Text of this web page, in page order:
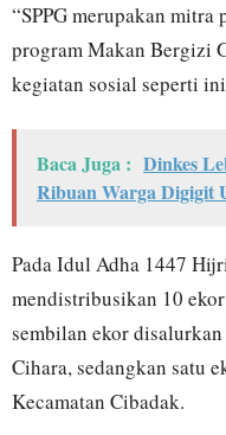
“SPPG merupakan
program Makan Bergizi
kegiatan sosial seperti
Baca Juga : Dinkes
Ribuan Warga Digigit
Pada Idul Adha 1447
mendistribusikan 10
sembilan ekor
Cihara, sedangkan satu
Kecamatan Cibadak.